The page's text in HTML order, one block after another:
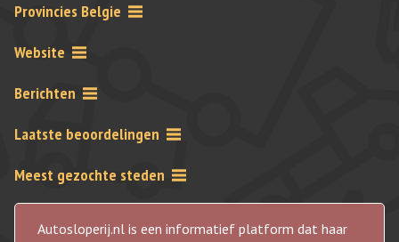
Provincies Belgie
Website
Berichten
Laatste beoordelingen
Meest gezochte steden
Autosloperij.nl is een informatief platform dat haar